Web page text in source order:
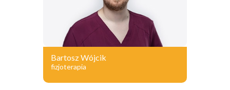
Bartosz Wójcik
fizjoterapia